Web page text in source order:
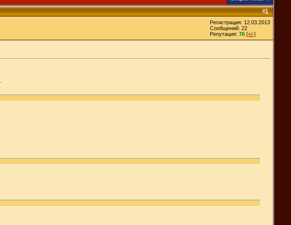
#1
Регистрация: 12.03.2013
Сообщений: 22
Репутация: 76 [+/-]